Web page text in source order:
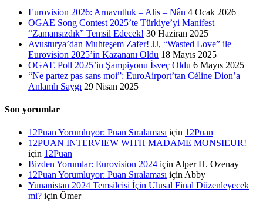
Eurovision 2026: Arnavutluk – Alis – Nân 4 Ocak 2026
OGAE Song Contest 2025’te Türkiye’yi Manifest –
“Zamansızdık” Temsil Edecek! 30 Haziran 2025
Avusturya’dan Muhteşem Zafer! JJ, “Wasted Love” ile
Eurovision 2025’in Kazananı Oldu 18 Mayıs 2025
OGAE Poll 2025’in Şampiyonu İsveç Oldu 6 Mayıs 2025
“Ne partez pas sans moi”: EuroAirport’tan Céline Dion’a
Anlamlı Saygı 29 Nisan 2025
Son yorumlar
12Puan Yorumluyor: Puan Sıralaması için 12Puan
12PUAN INTERVIEW WITH MADAME MONSIEUR!
için 12Puan
Bizden Yorumlar: Eurovision 2024 için Alper H. Ozenay
12Puan Yorumluyor: Puan Sıralaması için Abby
Yunanistan 2024 Temsilcisi İçin Ulusal Final Düzenleyecek
mi? için Ömer